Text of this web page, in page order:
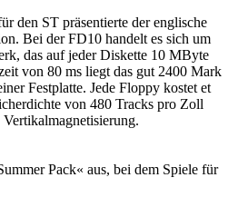
den ST präsentierte der englische
Bei der FD10 handelt es sich um
das auf jeder Diskette 10 MByte
von 80 ms liegt das gut 2400 Mark
Festplatte. Jede Floppy kostet et
von 480 Tracks pro Zoll
Pack« aus, bei dem Spiele für